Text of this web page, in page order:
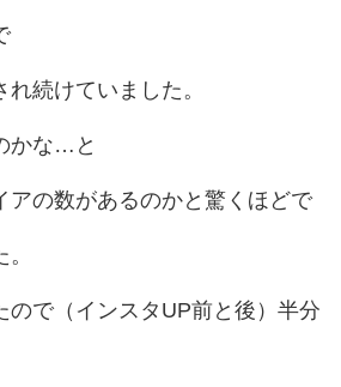
続けていました。
かな…と
アの数があるのかと驚くほどで
ので（インスタUP前と後）半分